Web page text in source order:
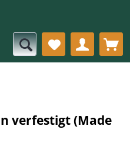
verfestigt (Made